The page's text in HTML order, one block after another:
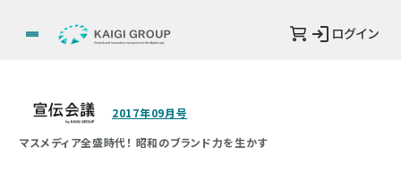
ログイン
2017年09月号
マスメディア全盛時代！ 昭和のブランド力を生かす